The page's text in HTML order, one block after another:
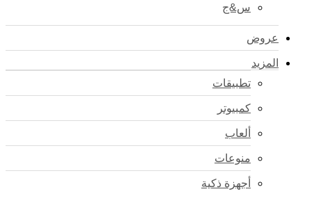
س&ج
عروض
المزيد
تطبيقات
كمبيوتر
ألعاب
منوعات
أجهزة ذكية